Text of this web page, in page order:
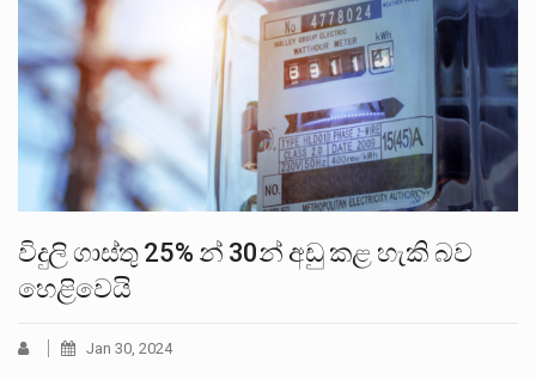
විදුලි ගාස්තු 25% න් 30න් අඩු කළ හැකි බව
හෙළිවෙයි
Jan 30, 2024